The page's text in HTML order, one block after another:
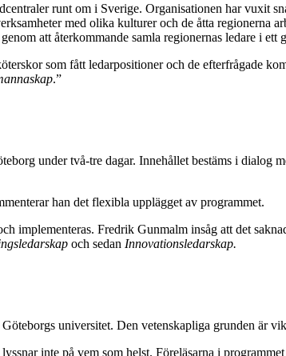
runt om i Sverige. Organisationen har vuxit
med olika kulturer och de åtta regionerna
att återkommande samla regionernas ledare i ett
som fått ledarpositioner och de efterfrågade
.”
under två-tre dagar. Innehållet bestäms i dialog
han det flexibla upplägget av programmet.
implementeras. Fredrik Gunmalm insåg att det
och sedan Innovationsledarskap.
universitet. Den vetenskapliga grunden är
inte på vem som helst. Föreläsarna i